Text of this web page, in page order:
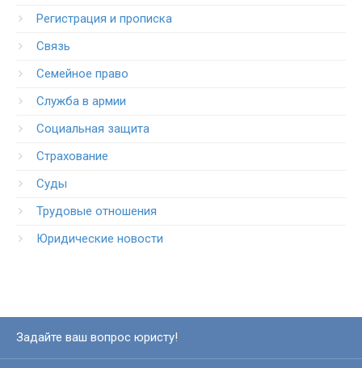
Регистрация и прописка
Связь
Семейное право
Служба в армии
Социальная защита
Страхование
Суды
Трудовые отношения
Юридические новости
Задайте ваш вопрос юристу!